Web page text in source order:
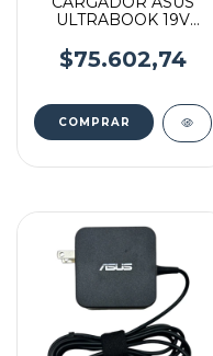
ULTRABOOK 19V
$75.602,74